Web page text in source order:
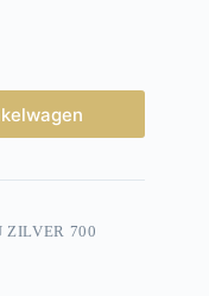
ZILVER 700